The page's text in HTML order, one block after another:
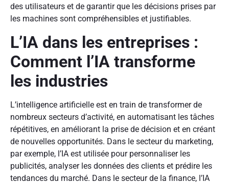
des utilisateurs et de garantir que les décisions prises par
les machines sont compréhensibles et justifiables.
L’IA dans les entreprises :
Comment l’IA transforme
les industries
L’intelligence artificielle est en train de transformer de
nombreux secteurs d’activité, en automatisant les tâches
répétitives, en améliorant la prise de décision et en créant
de nouvelles opportunités. Dans le secteur du marketing,
par exemple, l’IA est utilisée pour personnaliser les
publicités, analyser les données des clients et prédire les
tendances du marché. Dans le secteur de la finance, l’IA